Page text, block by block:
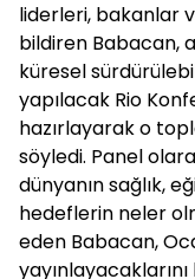
liderleri, bakanlar
bildiren Babacan,
küresel
yapılacak Rio
hazırlayarak o
söyledi. Panel
dünyanın sağlık,
hedeflerin neler
eden Babacan,
yayınlayacaklarını